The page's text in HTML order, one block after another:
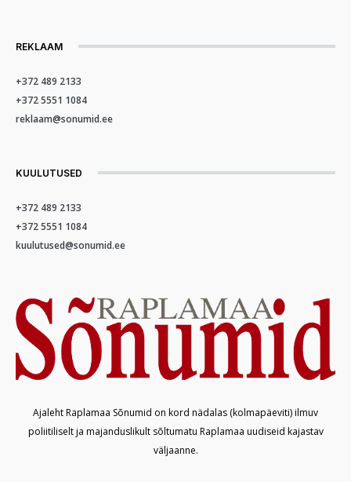
REKLAAM
+372 489 2133
+372 5551 1084
reklaam@sonumid.ee
KUULUTUSED
+372 489 2133
+372 5551 1084
kuulutused@sonumid.ee
Ajaleht Raplamaa Sõnumid on kord nädalas (kolmapäeviti) ilmuv
poliitiliselt ja majanduslikult sõltumatu Raplamaa uudiseid kajastav
väljaanne.